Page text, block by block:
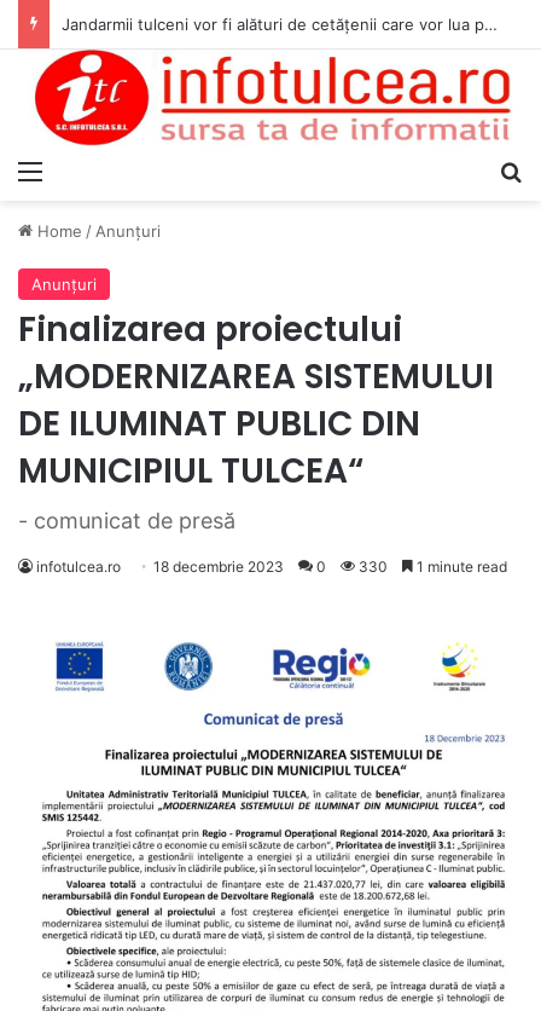
Jandarmii tulceni vor fi alături de cetățenii care vor lua parte la Festivalul Folk Țestos
Home / Anunţuri
Anunţuri
Finalizarea proiectului
„MODERNIZAREA SISTEMULUI
DE ILUMINAT PUBLIC DIN
MUNICIPIUL TULCEA“
- comunicat de presă
infotulcea.ro 18 decembrie 2023 0 330 1 minute read